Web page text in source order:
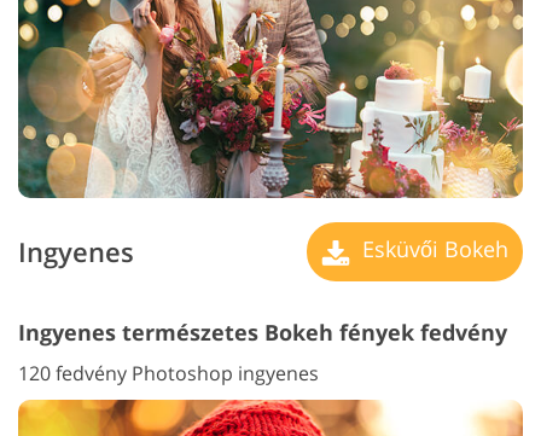
Ingyenes Esküvői Bokeh
Ingyenes természetes Bokeh fények fedvény
120 fedvény Photoshop ingyenes